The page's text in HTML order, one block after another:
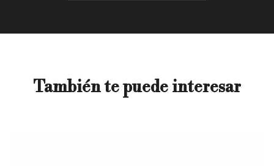
También te puede interesar